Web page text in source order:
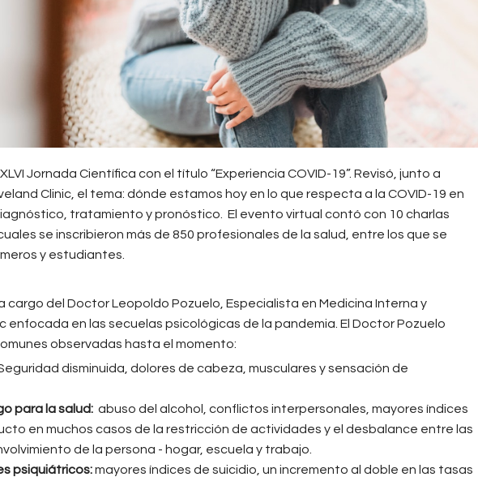
Jornada Científica con el título “Experiencia COVID-19”. Revisó, junto a
Clinic, el tema: dónde estamos hoy en lo que respecta a la COVID-19 en
tratamiento y pronóstico. El evento virtual contó con 10 charlas
se inscribieron más de 850 profesionales de la salud, entre los que se
y estudiantes.
cargo del Doctor Leopoldo Pozuelo, Especialista en Medicina Interna y
enfocada en las secuelas psicológicas de la pandemia. El Doctor Pozuelo
observadas hasta el momento:
disminuida, dolores de cabeza, musculares y sensación de
para la salud: abuso del alcohol, conflictos interpersonales, mayores índices
en muchos casos de la restricción de actividades y el desbalance entre las
de la persona - hogar, escuela y trabajo.
psiquiátricos:mayores índices de suicidio, un incremento al doble en las tasas